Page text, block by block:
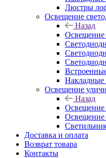
Люстры
Освещение
Назад
Освещение
Накладные
Освещение
Назад
Освещение
Освещение
Доставка и оплата
Возврат товара
Контакты